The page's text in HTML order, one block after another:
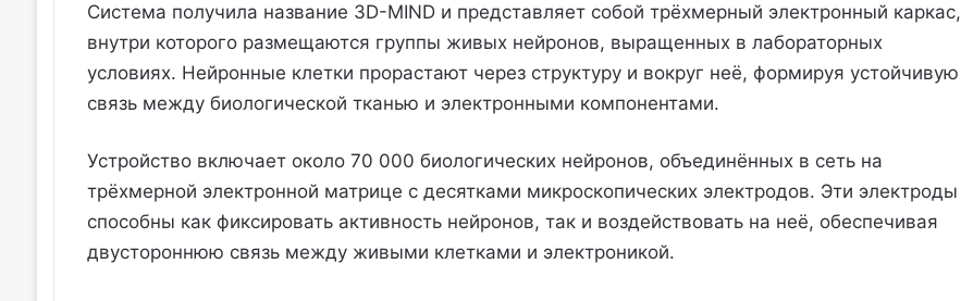
Система получила название 3D-MIND и представляет собой трёхмерный электронный каркас,
внутри которого размещаются группы живых нейронов, выращенных в лабораторных
условиях. Нейронные клетки прорастают через структуру и вокруг неё, формируя устойчивую
связь между биологической тканью и электронными компонентами.
Устройство включает около 70 000 биологических нейронов, объединённых в сеть на
трёхмерной электронной матрице с десятками микроскопических электродов. Эти электроды
способны как фиксировать активность нейронов, так и воздействовать на неё, обеспечивая
двустороннюю связь между живыми клетками и электроникой.